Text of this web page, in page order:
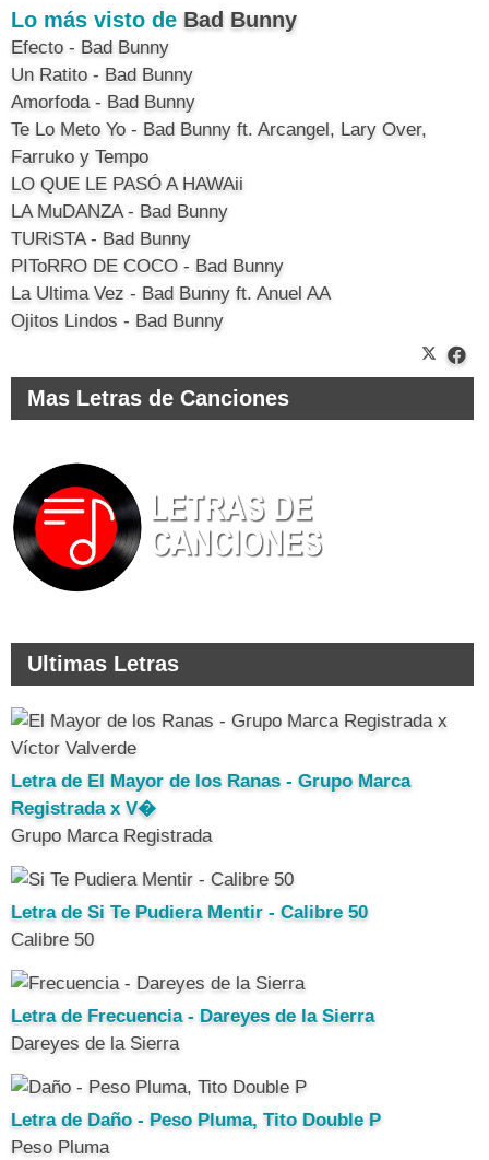
Lo más visto de Bad Bunny
Efecto - Bad Bunny
Un Ratito - Bad Bunny
Amorfoda - Bad Bunny
Te Lo Meto Yo - Bad Bunny ft. Arcangel, Lary Over,
Farruko y Tempo
LO QUE LE PASÓ A HAWAii
LA MuDANZA - Bad Bunny
TURiSTA - Bad Bunny
PIToRRO DE COCO - Bad Bunny
La Ultima Vez - Bad Bunny ft. Anuel AA
Ojitos Lindos - Bad Bunny
Mas Letras de Canciones
Ultimas Letras
Letra de El Mayor de los Ranas - Grupo Marca
Registrada x V�
Grupo Marca Registrada
Letra de Si Te Pudiera Mentir - Calibre 50
Calibre 50
Letra de Frecuencia - Dareyes de la Sierra
Dareyes de la Sierra
Letra de Daño - Peso Pluma, Tito Double P
Peso Pluma